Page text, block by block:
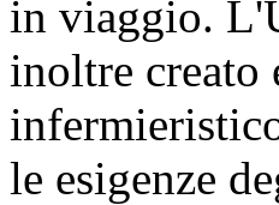
in viaggio.
inoltre creato
le esigenze